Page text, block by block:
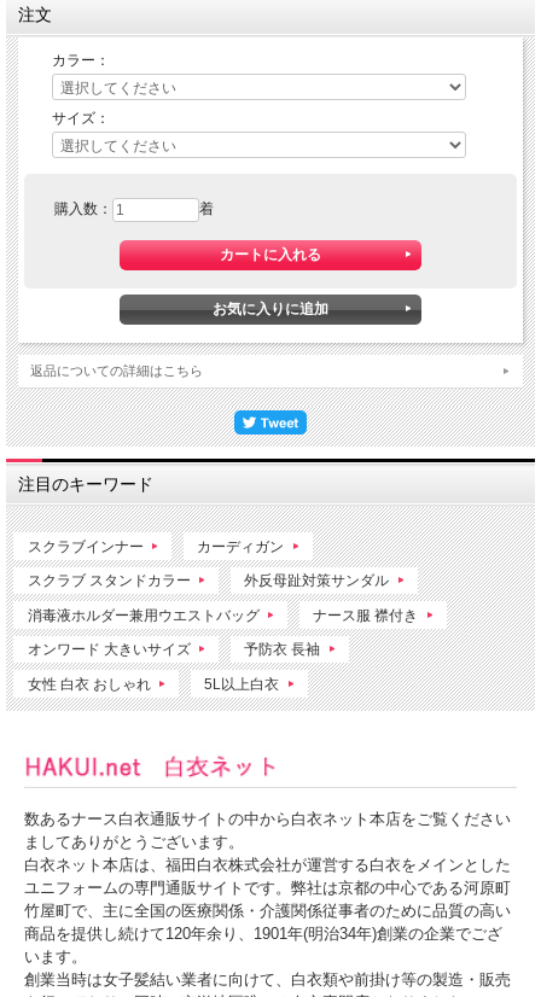
ミズノ アンダーウェア女性用
注文
カラー：
サイズ：
購入数： 着
返品についての詳細はこちら
注目のキーワード
スクラブインナー カーディガン
スクラブ スタンドカラー 外反母趾対策サンダル
消毒液ホルダー兼用ウエストバッグ ナース服 襟付き
オンワード 大きいサイズ 予防衣 長袖
女性 白衣 おしゃれ 5L以上白衣
数あるナース白衣通販サイトの中から白衣ネット本店をご覧ください
ましてありがとうございます。
白衣ネット本店は、福田白衣株式会社が運営する白衣をメインとした
ユニフォームの専門通販サイトです。弊社は京都の中心である河原町
竹屋町で、主に全国の医療関係・介護関係従事者のために品質の高い
商品を提供し続けて120年余り、1901年(明治34年)創業の企業でござ
います。
創業当時は女子髪結い業者に向けて、白衣類や前掛け等の製造・販売